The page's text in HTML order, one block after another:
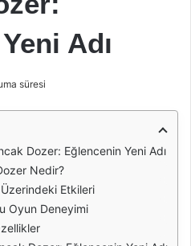
Adı
süresi
Dozer: Eğlencenin Yeni Adı
Nedir?
Etkileri
Oyun Deneyimi